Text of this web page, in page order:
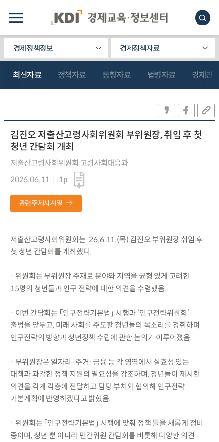
경제정책정보 경제정책자료
최신자료 정책자료 동향자료 법령자료 경제관
김진오 저출산고령사회위원회 부위원장, 취임 후 첫
청년 간담회 개최
저출산고령사회위원회 고령사회대응과
2026.06.11
1p
관련주제시계열
저출산고령사회위원회는 ’26.6.11.(목) 김진오 부위원장 취임 후
첫 청년 간담회를 개최했다.
- 위원회는 부위원장 주재로 분야와 지역을 균형 있게 고려한
15명의 청년들과 인구 전략에 대한 의견을 수렴했음.
- 이번 간담회는 「인구전략기본법」 시행과 ‘인구전략위원회’
출범을 앞두고, 미래 사회를 주도할 청년들의 목소리를 청취하며
인구전략의 방향과 청년정책 수립에 관한 논의가 이루어졌음.
- 부위원장은 일자리·주거·금융 등 각 영역에서 실효성 있는
대책과 과감한 정책 지원의 필요성을 강조하며, 청년들이 제시한
의견을 각계 각층에 전달하고 담당 부처와 협의해 인구전략
기본계획에 반영하겠다고 밝혔음.
- 위원회는 「인구전략기본법」 시행에 맞춰 정책 틀을 새롭게 정비
중이며, 청년 뿐 아니라 민간위원 간담회를 비롯해 다양한 의견